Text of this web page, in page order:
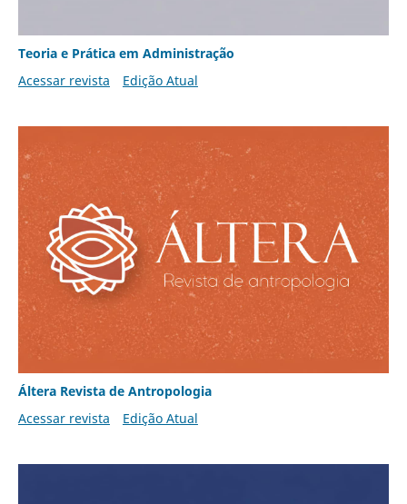
Teoria e Prática em Administração
Acessar revista
Edição Atual
Áltera Revista de Antropologia
Acessar revista
Edição Atual